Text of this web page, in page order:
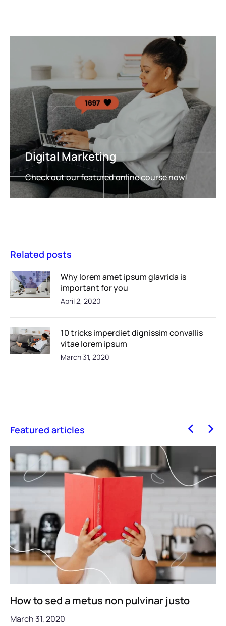
Digital Marketing
Check out our featured online course now!
Related posts
Why lorem amet ipsum glavrida is
important for you
April 2, 2020
10 tricks imperdiet dignissim convallis
vitae lorem ipsum
March 31, 2020
Featured articles
How to sed a metus non pulvinar justo
March 31, 2020